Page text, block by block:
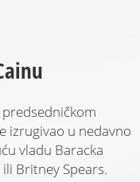
izrugivao u nedavno
vladu Baracka
Britney Spears.